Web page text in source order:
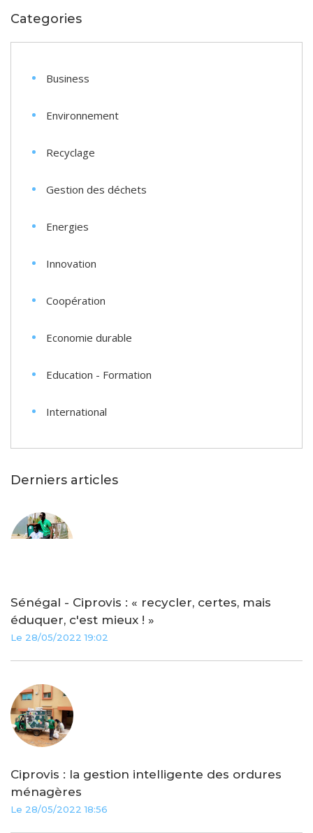
Categories
Business
Environnement
Recyclage
Gestion des déchets
Energies
Innovation
Coopération
Economie durable
Education - Formation
International
Derniers articles
Sénégal - Ciprovis : « recycler, certes, mais
éduquer, c'est mieux ! »
Le 28/05/2022 19:02
Ciprovis : la gestion intelligente des ordures
ménagères
Le 28/05/2022 18:56